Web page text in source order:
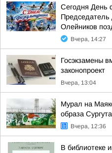
Сегодня День
Председатель
Олейников
Вчера, 14:27
Госэкзамены
законопроект
Вчера, 13:04
Мурал на
образа Сургута
Вчера, 12:36
В библиотеке